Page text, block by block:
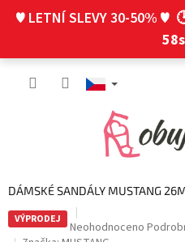
♥ LETNÍ SLEVY 30-50% ♥
57s
DÁMSKÉ SANDÁLY MUSTANG
VÝPRODEJ
Průměrné
Neohodnoceno